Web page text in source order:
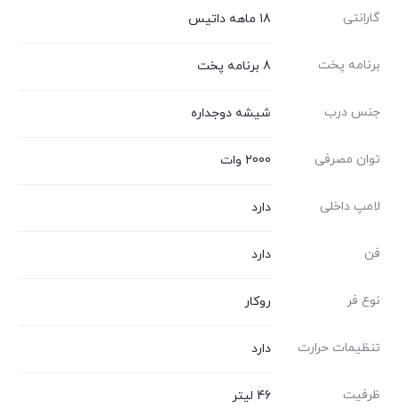
گارانتی 18 ماهه داتیس
برنامه پخت 8 برنامه پخت
جنس درب شیشه دوجداره
توان مصرفی 2000 وات
لامپ داخلی دارد
فن دارد
نوع فر روکار
تنظیمات حرارت دارد
ظرفیت 46 لیتر